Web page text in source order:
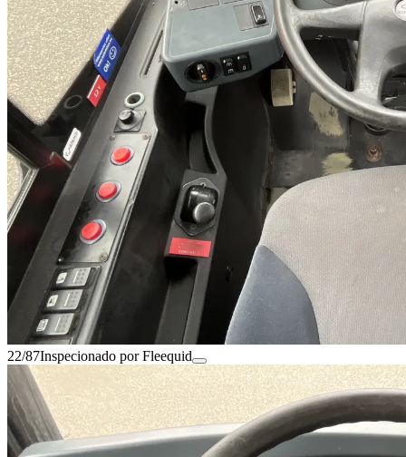
22/87Inspecionado por Fleequid